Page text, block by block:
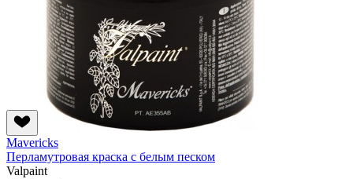
Mavericks
Перламутровая краска с белым песком
Valpaint